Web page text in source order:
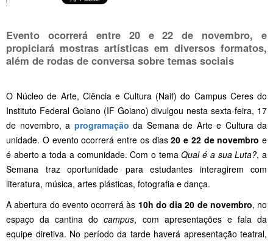
Evento ocorrerá entre 20 e 22 de novembro, e
propiciará mostras artísticas em diversos formatos,
além de rodas de conversa sobre temas sociais
O Núcleo de Arte, Ciência e Cultura (Naif) do Campus Ceres do
Instituto Federal Goiano (IF Goiano) divulgou nesta sexta-feira, 17
de novembro, a programação da Semana de Arte e Cultura da
unidade. O evento ocorrerá entre os dias20 e 22 de novembro e
é aberto a toda a comunidade. Com o temaQual é a sua Luta?, a
Semana traz oportunidade para estudantes interagirem com
literatura, música, artes plásticas, fotografia e dança.
A abertura do evento ocorrerá às 10h do dia 20 de novembro, no
espaço da cantina docampus, com apresentações e fala da
equipe diretiva. No período da tarde haverá apresentação teatral,